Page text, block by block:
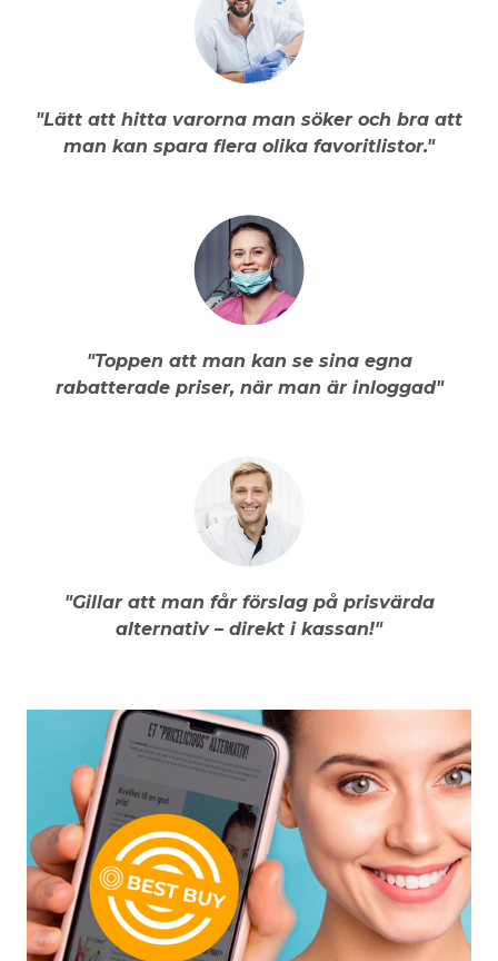
"Lätt att hitta varorna man söker och bra att
man kan spara flera olika favoritlistor."
"Toppen att man kan se sina egna
rabatterade priser, när man är inloggad"
"Gillar att man får förslag på prisvärda
alternativ – direkt i kassan!"